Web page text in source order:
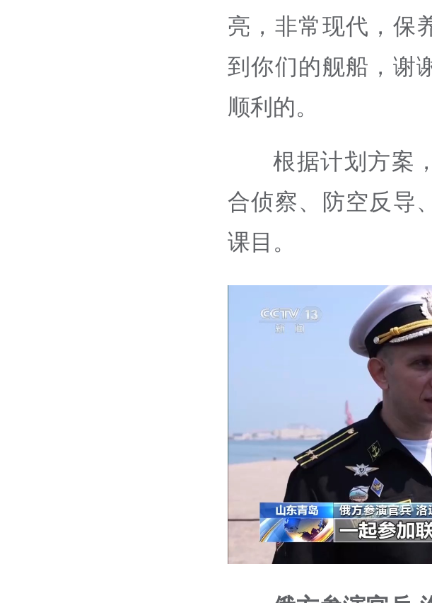
亮，非常现代，保
到你们的舰船，谢
顺利的。
根据计划方案
合侦察、防空反导
课目。